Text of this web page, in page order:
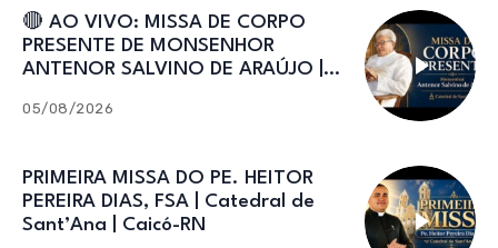
🔴 AO VIVO: MISSA DE CORPO
PRESENTE DE MONSENHOR
ANTENOR SALVINO DE ARAÚJO |
05/08/2026
PRIMEIRA MISSA DO PE. HEITOR
PEREIRA DIAS, FSA | Catedral de
Sant’Ana | Caicó-RN